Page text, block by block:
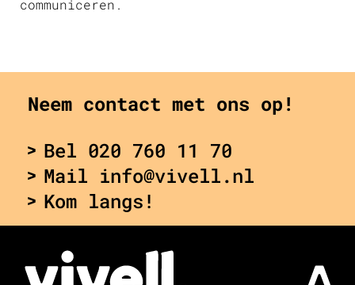
communiceren.
Neem contact met ons op!
Bel 020 760 11 70
Mail info@vivell.nl
Kom langs!